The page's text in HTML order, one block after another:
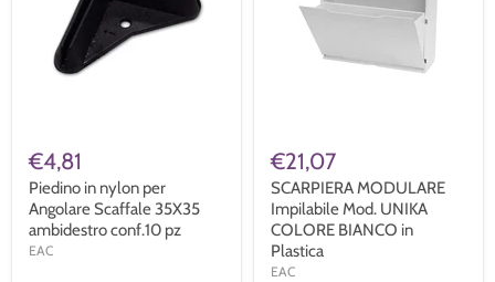
€4,81
Piedino in nylon per
Angolare Scaffale 35X35
ambidestro conf.10 pz
EAC
€21,07
SCARPIERA MODULARE
Impilabile Mod. UNIKA
COLORE BIANCO in
Plastica
EAC